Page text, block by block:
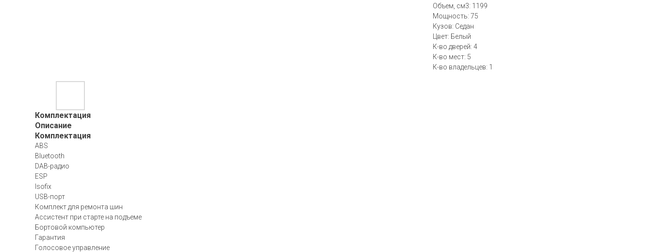
Объем, см3: 1199
Мощность: 75
Кузов: Седан
Цвет: Белый
К-во дверей: 4
К-во мест: 5
К-во владельцев: 1
Комплектация
Описание
Комплектация
ABS
Bluetooth
DAB-радио
ESP
Isofix
USB-порт
Комплект для ремонта шин
Ассистент при старте на подъеме
Бортовой компьютер
Гарантия
Голосовое управление